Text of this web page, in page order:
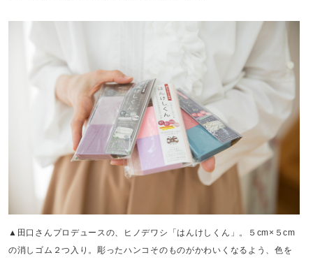
▲田口さんプロデュースの、ヒノデワシ「はんけしくん」。５cm×５cm
の消しゴム２つ入り。彫ったハンコそのものがかわいくなるよう、色を